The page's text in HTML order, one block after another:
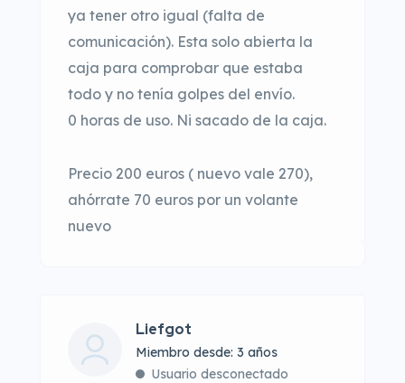
ya tener otro igual (falta de
comunicación). Esta solo abierta la
caja para comprobar que estaba
todo y no tenía golpes del envío.
0 horas de uso. Ni sacado de la caja.
Precio 200 euros ( nuevo vale 270),
ahórrate 70 euros por un volante
nuevo
Liefgot
Miembro desde: 3 años
Usuario desconectado